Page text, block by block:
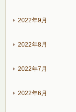
2022年9月
2022年8月
2022年7月
2022年6月